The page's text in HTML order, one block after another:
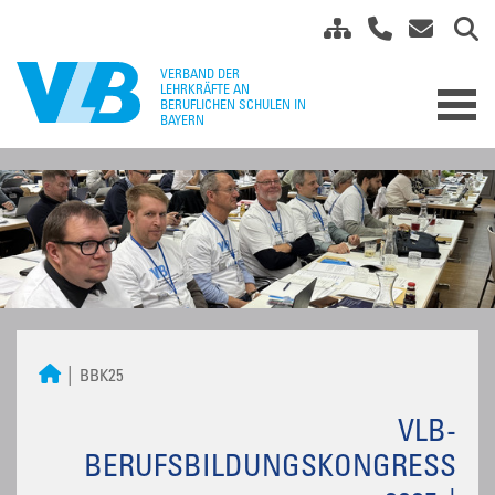
BBK25
VLB-
BERUFSBILDUNGSKONGRESS